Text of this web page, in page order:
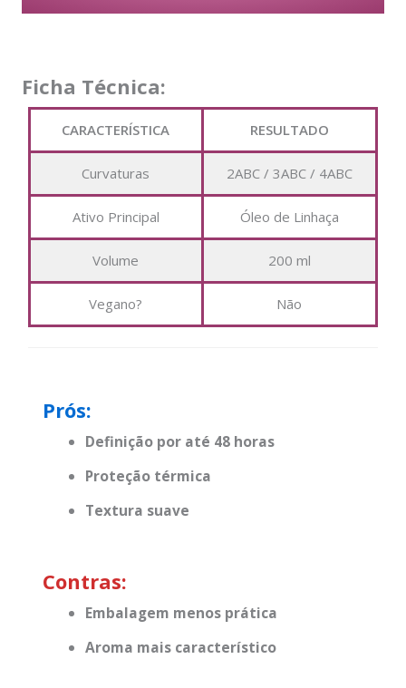
Ficha Técnica:
CARACTERÍSTICA RESULTADO
Curvaturas 2ABC / 3ABC / 4ABC
Ativo Principal Óleo de Linhaça
Volume 200 ml
Vegano? Não
Prós:
Definição por até 48 horas
Proteção térmica
Textura suave
Contras:
Embalagem menos prática
Aroma mais característico